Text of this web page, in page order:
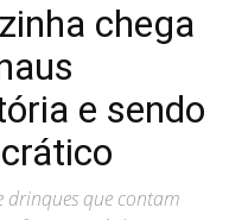
chega
e sendo
que contam